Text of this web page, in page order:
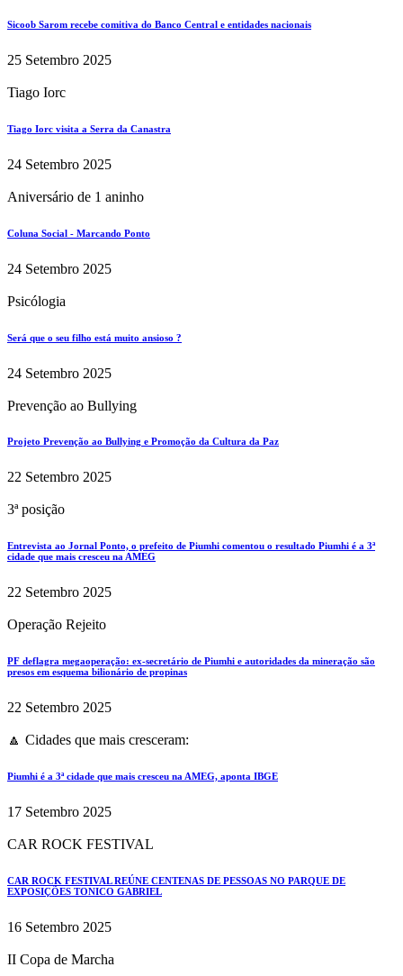
Sicoob Sarom recebe comitiva do Banco Central e entidades nacionais
25 Setembro 2025
Tiago Iorc
Tiago Iorc visita a Serra da Canastra
24 Setembro 2025
Aniversário de 1 aninho
Coluna Social - Marcando Ponto
24 Setembro 2025
Psicólogia
Será que o seu filho está muito ansioso ?
24 Setembro 2025
Prevenção ao Bullying
Projeto Prevenção ao Bullying e Promoção da Cultura da Paz
22 Setembro 2025
3ª posição
Entrevista ao Jornal Ponto, o prefeito de Piumhi comentou o resultado Piumhi é a 3ª
cidade que mais cresceu na AMEG
22 Setembro 2025
Operação Rejeito
PF deflagra megaoperação: ex-secretário de Piumhi e autoridades da mineração são
presos em esquema bilionário de propinas
22 Setembro 2025
🔼 Cidades que mais cresceram:
Piumhi é a 3ª cidade que mais cresceu na AMEG, aponta IBGE
17 Setembro 2025
CAR ROCK FESTIVAL
CAR ROCK FESTIVAL REÚNE CENTENAS DE PESSOAS NO PARQUE DE
EXPOSIÇÕES TONICO GABRIEL
16 Setembro 2025
II Copa de Marcha